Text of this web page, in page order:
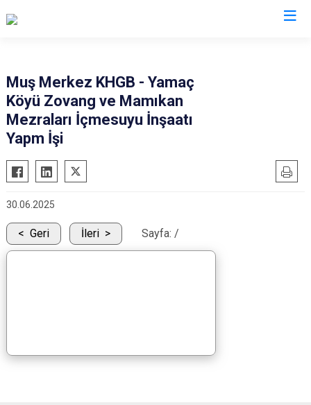
Bulanık
Hasköy
Malazgirt
Muş Merkez KHGB - Yamaç
Köyü Zovang ve Mamıkan
Mezraları İçmesuyu İnşaatı
Yapm İşi
30.06.2025
Geri İleri Sayfa: /